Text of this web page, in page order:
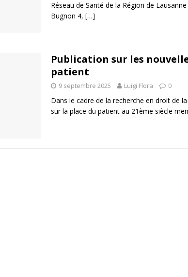
Réseau de Santé de la Région de Lausanne
Bugnon 4, […]
Publication sur les
patient
9 septembre 2025 Luigi Flora 0
Dans le cadre de la recherche en droit de
sur la place du patient au 21ème siècle